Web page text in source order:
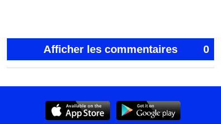
Afficher les commentaires 0